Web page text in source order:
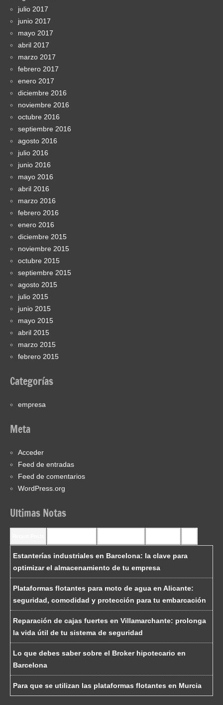
julio 2017
junio 2017
mayo 2017
abril 2017
marzo 2017
febrero 2017
enero 2017
diciembre 2016
noviembre 2016
octubre 2016
septiembre 2016
agosto 2016
julio 2016
junio 2016
mayo 2016
abril 2016
marzo 2016
febrero 2016
enero 2016
diciembre 2015
noviembre 2015
octubre 2015
septiembre 2015
agosto 2015
julio 2015
junio 2015
mayo 2015
abril 2015
marzo 2015
febrero 2015
Categorías
empresa
Meta
Acceder
Feed de entradas
Feed de comentarios
WordPress.org
Ultimas Notas
Estanterías industriales en Barcelona: la clave para
optimizar el almacenamiento de tu empresa
Plataformas flotantes para moto de agua en Alicante:
seguridad, comodidad y protección para tu embarcación
Reparación de cajas fuertes en Villamarchante: prolonga
la vida útil de tu sistema de seguridad
Lo que debes saber sobre el Broker hipotecario en
Barcelona
Para que se utilizan las plataformas flotantes en Murcia